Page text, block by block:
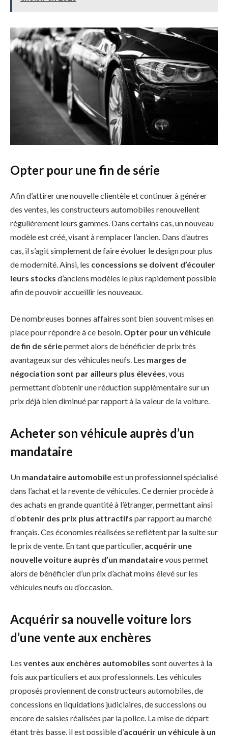
Opter pour une fin de série
Afin d’attirer une nouvelle clientèle et continuer à générer
des ventes, les constructeurs automobiles renouvellent
régulièrement leurs gammes. Dans certains cas, un nouveau
modèle est créé, visant à remplacer l’ancien. Dans d’autres
cas, il s’agit simplement de faire évoluer le design pour plus
de modernité. Ainsi, les concessions se doivent d’écouler
leurs stocks d’anciens modèles le plus rapidement possible
afin de pouvoir accueillir les nouveaux.
De nombreuses bonnes affaires sont bien souvent mises en
place pour répondre à ce besoin. Opter pour un véhicule
de fin de sériepermet alors de bénéficier de prix très
avantageux sur des véhicules neufs. Les marges de
négociation sont par ailleurs plus élevées , vous
permettant d’obtenir une réduction supplémentaire sur un
prix déjà bien diminué par rapport à la valeur de la voiture.
Acheter son véhicule auprès d’un
mandataire
Un mandataire automobileest un professionnel spécialisé
dans l’achat et la revente de véhicules. Ce dernier procède à
des achats en grande quantité à l’étranger, permettant ainsi
d’obtenir des prix plus attractifs par rapport au marché
français. Ces économies réalisées se reflètent par la suite sur
le prix de vente. En tant que particulier, acquérir une
nouvelle voiture auprès d’un mandatairevous permet
alors de bénéficier d’un prix d’achat moins élevé sur les
véhicules neufs ou d’occasion.
Acquérir sa nouvelle voiture lors
d’une vente aux enchères
Les ventes aux enchères automobiles sont ouvertes à la
fois aux particuliers et aux professionnels. Les véhicules
proposés proviennent de constructeurs automobiles, de
concessions en liquidations judiciaires, de successions ou
encore de saisies réalisées par la police. La mise de départ
étant très basse, il est possible d’acquérir un véhicule à un